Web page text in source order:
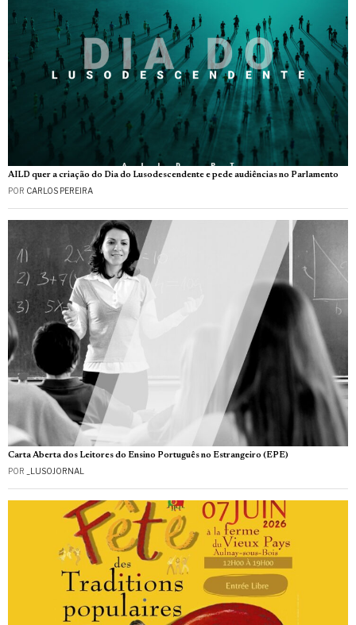
AILD quer a criação do Dia do Lusodescendente e pede audiências no Parlamento
POR CARLOS PEREIRA
Carta Aberta dos Leitores do Ensino Português no Estrangeiro (EPE)
POR _LUSOJORNAL